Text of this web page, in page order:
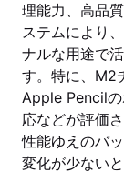
理能力、高品
ステムにより
ナルな用途で
す。特に、M2
Apple Pencilの
応などが評価
性能ゆえのバ
変化が少ない